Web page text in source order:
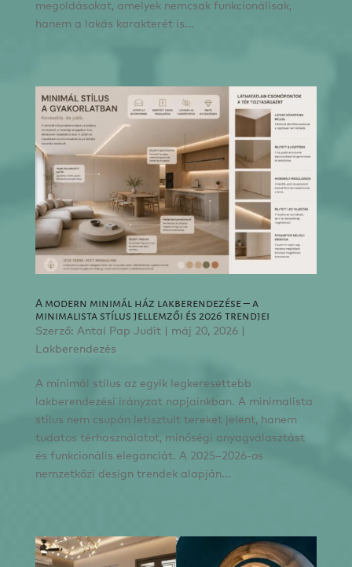
megoldásokat, amelyek nemcsak funkcionálisak,
hanem a lakás karakterét is...
A modern minimál ház lakberendezése – a
minimalista stílus jellemzői és 2026 trendjei
Szerző: Antal Pap Judit| máj 20, 2026|
Lakberendezés
A minimál stílus az egyik legkeresettebb
lakberendezési irányzat napjainkban. A minimalista
stílus nem csupán letisztult tereket jelent, hanem
tudatos térhasználatot, minőségi anyagválasztást
és funkcionális eleganciát. A 2025–2026-os
nemzetközi design trendek alapján...